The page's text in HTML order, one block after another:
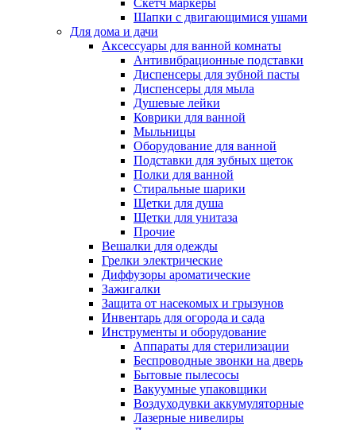
Скетч маркеры
Шапки с двигающимися ушами
Для дома и дачи
Аксессуары для ванной комнаты
Антивибрационные подставки
Диспенсеры для зубной пасты
Диспенсеры для мыла
Душевые лейки
Коврики для ванной
Мыльницы
Оборудование для ванной
Подставки для зубных щеток
Полки для ванной
Стиральные шарики
Щетки для душа
Щетки для унитаза
Прочие
Вешалки для одежды
Грелки электрические
Диффузоры ароматические
Зажигалки
Защита от насекомых и грызунов
Инвентарь для огорода и сада
Инструменты и оборудование
Аппараты для стерилизации
Беспроводные звонки на дверь
Бытовые пылесосы
Вакуумные упаковщики
Воздуходувки аккумуляторные
Лазерные нивелиры